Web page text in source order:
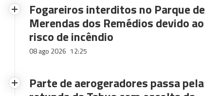
Fogareiros interditos no Parque de
Merendas dos Remédios devido ao
risco de incêndio
08 ago 2026 12:25
Parte de aerogeradores passa pela